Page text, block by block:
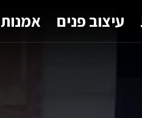
עיצוב פנים אמנות